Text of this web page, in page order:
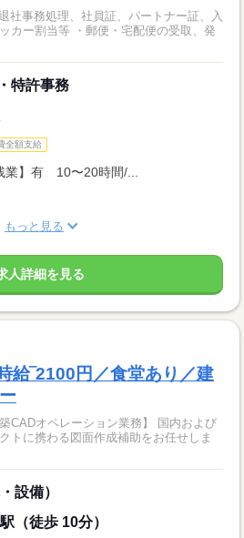
社事務処理、社員証、パートナー証、入
カー割当等 ・郵便・宅配便の受取、発
特許事務
全額支給
業】有 10〜20時間/...
もっと見る
人詳細を見る
給‾2100円／食堂あり／建
CADオペレーション業務】 国内および
トに携わる図面作成補助をお任せしま
設備）
（徒歩 10分）